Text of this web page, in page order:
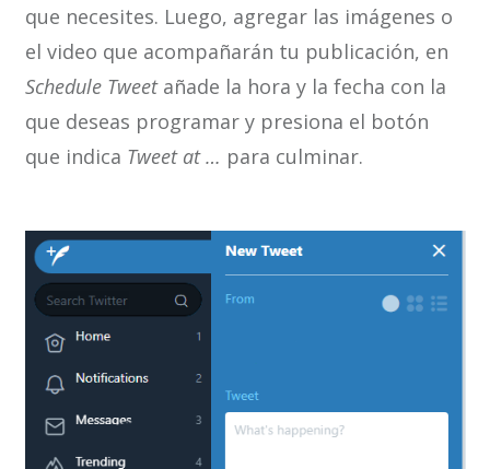
que necesites. Luego, agregar las imágenes o
el video que acompañarán tu publicación, en
Schedule Tweetañade la hora y la fecha con la
que deseas programar y presiona el botón
que indica Tweet at … para culminar.